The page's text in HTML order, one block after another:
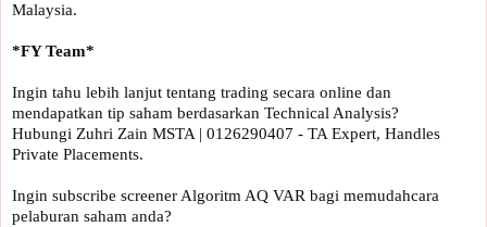
Malaysia.
Ingin tahu lebih lanjut tentang trading secara online dan
mendapatkan tip saham berdasarkan Technical Analysis?
Hubungi Zuhri Zain MSTA | 0126290407 - TA Expert, Handles
Private Placements.
Ingin subscribe screener Algoritm AQ VAR bagi memudahcara
pelaburan saham anda?